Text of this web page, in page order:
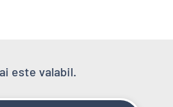
este valabil.